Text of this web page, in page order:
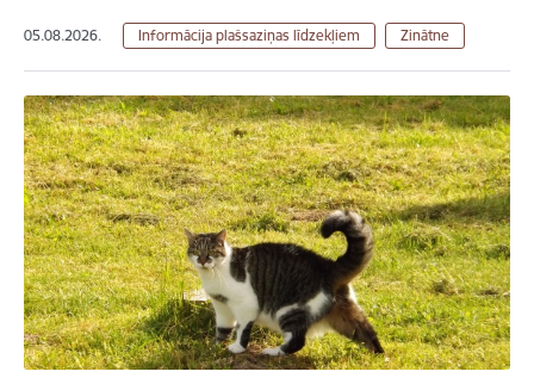
05.08.2026. Informācija plašsaziņas līdzekļiem Zinātne